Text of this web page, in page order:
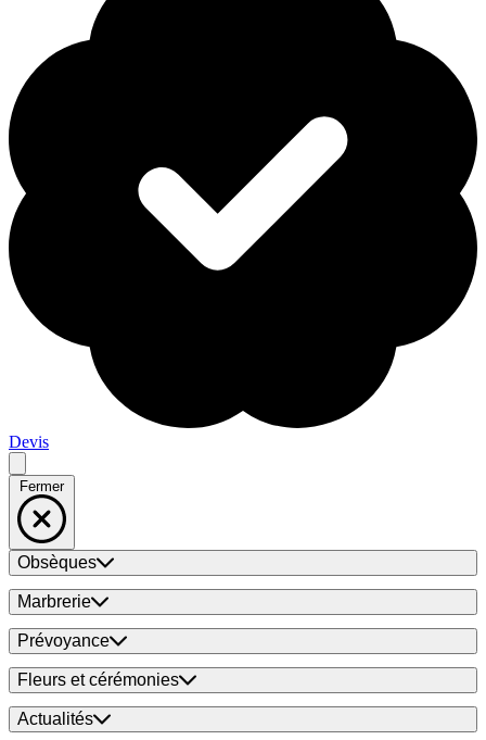
Devis
Fermer
Obsèques
Marbrerie
Prévoyance
Fleurs et cérémonies
Actualités